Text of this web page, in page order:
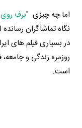
اما چه چیزی "برف
نگاه تماشاگران
در بسیاری فیلم های
روزمره زندگی و جامعه،
است.